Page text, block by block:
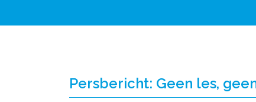
Persbericht: Geen les,